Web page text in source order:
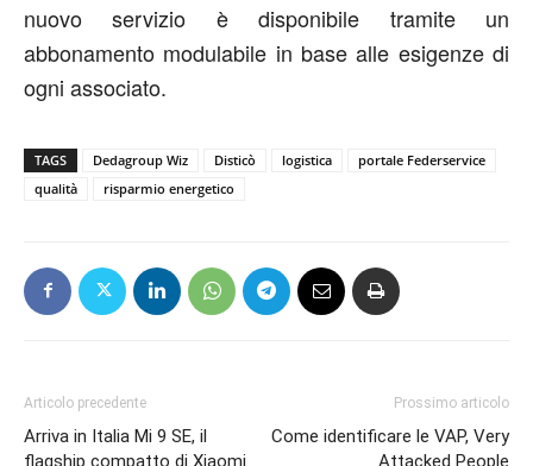
nuovo servizio è disponibile tramite un
abbonamento modulabile in base alle esigenze di
ogni associato.
TAGS Dedagroup Wiz Disticò logistica
portale Federservice
qualità
risparmio energetico
Articolo precedente
Arriva in Italia Mi 9 SE, il
flagship compatto di Xiaomi
Prossimo articolo
Come identificare le VAP, Very
Attacked People